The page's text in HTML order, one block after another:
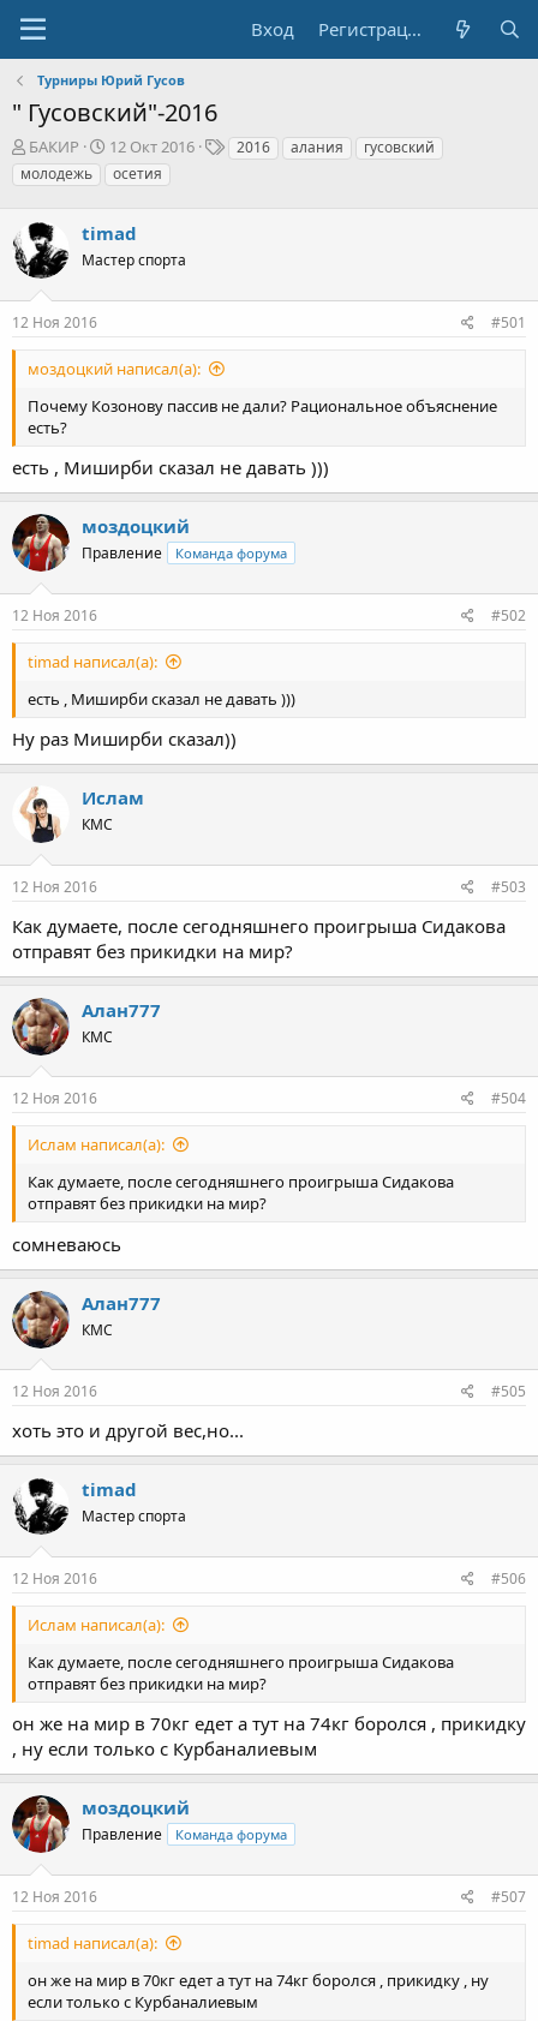
Вход Регистрация
Турниры Юрий Гусов
" Гусовский"-2016
А
в
т
р
т
е
м
ы
БАКИР
Д
а
т
н
а
а
12 Окт 2016
Т2016 алания
гусовский
молодежь
осетия
timad
Мастер спорта
12 Ноя 2016 #501
моздоцкий написал(а):
Почему Козонову пассив не дали? Рациональное объяснение
есть?
есть , Миширби сказал не давать )))
моздоцкий
Правление Команда форума
12 Ноя 2016 #502
timad написал(а):
есть , Миширби сказал не давать )))
Ну раз Миширби сказал))
Ислам
КМС
12 Ноя 2016 #503
Как думаете, после сегодняшнего проигрыша Сидакова
отправят без прикидки на мир?
Алан777
КМС
12 Ноя 2016 #504
Ислам написал(а):
Как думаете, после сегодняшнего проигрыша Сидакова
отправят без прикидки на мир?
сомневаюсь
Алан777
КМС
12 Ноя 2016 #505
хоть это и другой вес,но...
timad
Мастер спорта
12 Ноя 2016 #506
Ислам написал(а):
Как думаете, после сегодняшнего проигрыша Сидакова
отправят без прикидки на мир?
он же на мир в 70кг едет а тут на 74кг боролся , прикидку
, ну если только с Курбаналиевым
моздоцкий
Правление Команда форума
12 Ноя 2016 #507
timad написал(а):
он же на мир в 70кг едет а тут на 74кг боролся , прикидку , ну
если только с Курбаналиевым